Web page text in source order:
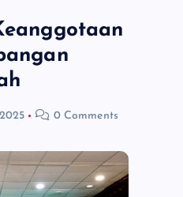
0 Comments